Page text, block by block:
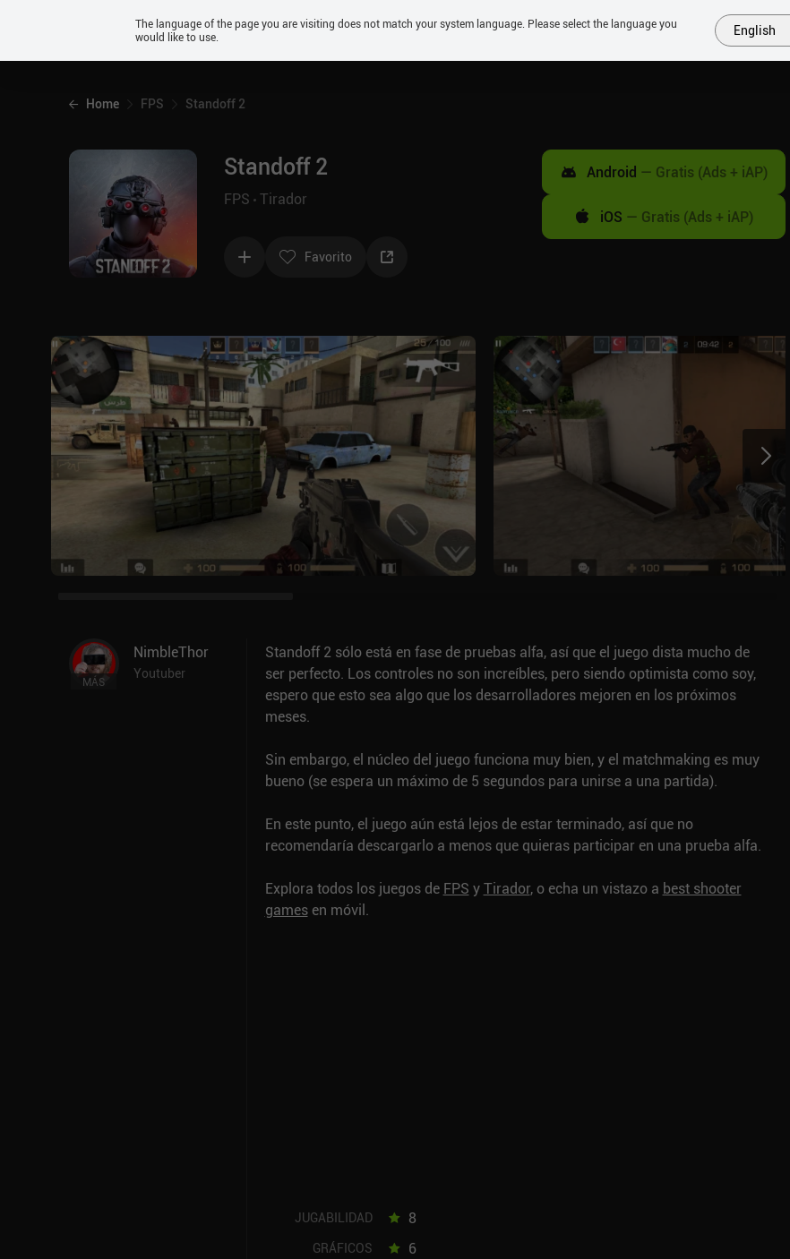
Android
PRÓXIMOS SIMILARES COLECCIONES TOP
Home FPS Standoff 2
Standoff 2
FPS Tirador
Favorito
Android — Gratis (Ads + iAP)
iOS — Gratis (Ads + iAP)
MÁS
NimbleThor
Youtuber
Standoff 2 sólo está en fase de pruebas alfa, así que el juego dista mucho de
ser perfecto. Los controles no son increíbles, pero siendo optimista como soy,
espero que esto sea algo que los desarrolladores mejoren en los próximos
meses.
Sin embargo, el núcleo del juego funciona muy bien, y el matchmaking es muy
bueno (se espera un máximo de 5 segundos para unirse a una partida).
En este punto, el juego aún está lejos de estar terminado, así que no
recomendaría descargarlo a menos que quieras participar en una prueba alfa.
Explora todos los juegos de FPS yTirador, o echa un vistazo a best shooter
gamesen móvil.
JUGABILIDAD 8
GRÁFICOS 6
The language of the page you are visiting does not match your system language. Please select the language you
would like to use.
English